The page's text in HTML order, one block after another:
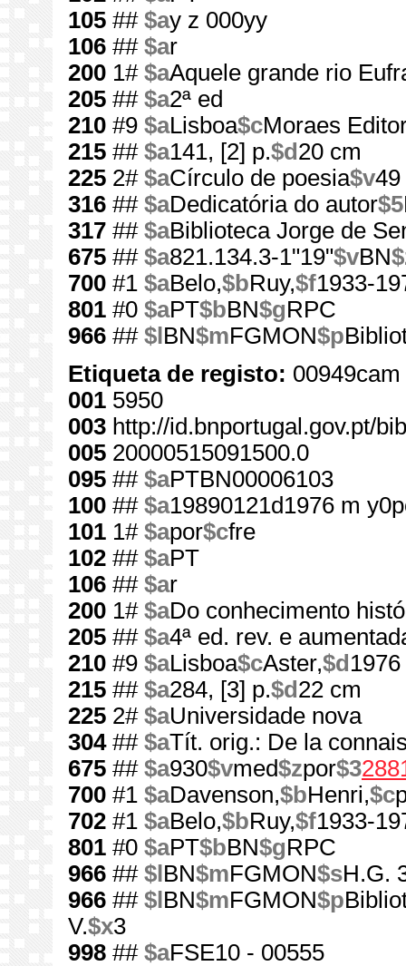
105 ## $ay z 000yy
106 ## $ar
200 1# $aAquele grande rio
205 ## $a2ª ed
210 #9 $aLisboa$cMoraes
215 ## $a141, [2] p.$d 20 cm
225 2# $aCírculo de poesia$v49
316 ## $aDedicatória do autor$5
317 ## $aBiblioteca Jorge de
675 ## $a821.134.3-1"19"$vBN
700 #1 $aBelo,$bRuy,$f1933-
801 #0 $aPT$bBN$gRPC
966 ## $l BN$mFGMON$p
Etiqueta de registo:
001 5950
003 http://id.bnportugal.gov.pt/
005 20000515091500.0
095 ## $aPTBN00006103
100 ## $a19890121d1976 m
101 1# $apor$cfre
102 ## $aPT
106 ## $ar
200 1# $aDo conhecimento
205 ## $a4ª ed. rev. e
210 #9 $aLisboa$cAster,$d 1976
215 ## $a284, [3] p.$d 22 cm
225 2# $aUniversidade nova
304## $aTít. orig.: De la
675 ## $a930$vmed$zpor$3
700 #1 $aDavenson,$bHenri,$c
702 #1 $aBelo,$bRuy,$f1933-
801 #0 $aPT$bBN$gRPC
966 ## $l BN$mFGMON$sH.G.
966 ## $l BN$mFGMON$p
V.$x3
998 ## $aFSE10 - 00555